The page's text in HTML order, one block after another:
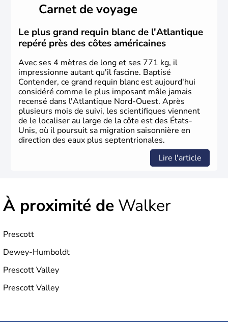
Plusieurs populations se sont succédées avant l'arrivée
des européens, suite à la découverte du continent par
Christophe Colomb en 1492. Les 13 colonies
britanniques proclament la Déclaration d'indépendance
en 1776 et adoptent leur première constitution en 1787.
La conquête de l'Ouest marque ensuite l'entrée dans une
phase de développement intense.
Carnet de voyage
Le plus grand requin blanc de l'Atlantique
repéré près des côtes américaines
Avec ses 4 mètres de long et ses 771 kg, il
impressionne autant qu'il fascine. Baptisé
Contender, ce grand requin blanc est aujourd'hui
considéré comme le plus imposant mâle jamais
recensé dans l'Atlantique Nord-Ouest. Après
plusieurs mois de suivi, les scientifiques viennent
de le localiser au large de la côte est des États-
Unis, où il poursuit sa migration saisonnière en
direction des eaux plus septentrionales.
Lire l'article
À proximité de Walker
Prescott
Dewey-Humboldt
Prescott Valley
Prescott Valley